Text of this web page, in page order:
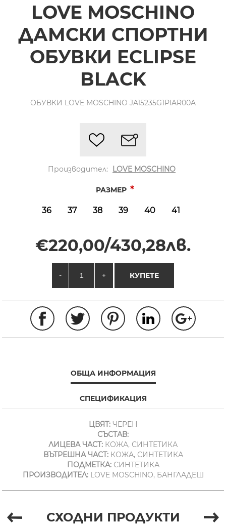
LOVE MOSCHINO
ДАМСКИ СПОРТНИ
ОБУВКИ ECLIPSE
BLACK
ОБУВКИ LOVE MOSCHINO JA15235G1PIAR00A
Производител: LOVE MOSCHINO
РАЗМЕР *
36 37 38 39 40 41
€220,00/430,28лв.
- + КУПЕТЕ
ОБЩА ИНФОРМАЦИЯ
СПЕЦИФИКАЦИЯ
ЦВЯТ:ЧЕРЕН
СЪСТАВ:
ЛИЦЕВА ЧАСТ: КОЖА, СИНТЕТИКА
ВЪТРЕШНА ЧАСТ:КОЖА, СИНТЕТИКА
ПОДМЕТКА:СИНТЕТИКА
ПРОИЗВОДИТЕЛ:LOVE MOSCHINO, БАНГЛАДЕШ
СХОДНИ ПРОДУКТИ